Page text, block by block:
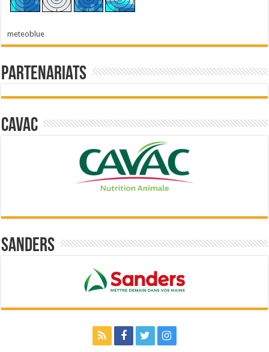
meteoblue
Partenariats
Cavac
Sanders